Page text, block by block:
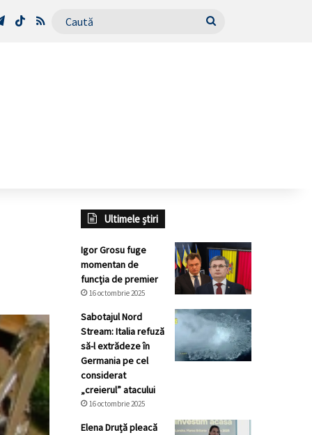
Telegram
TikTokRSS Caută
Ultimele știri
Igor Grosu fuge
momentan de
funcția de premier
16 octombrie 2025
Sabotajul Nord
Stream: Italia refuză
să-l extrădeze în
Germania pe cel
considerat
„creierul” atacului
16 octombrie 2025
Elena Druță pleacă